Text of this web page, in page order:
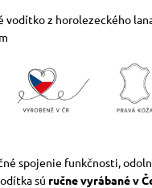
vodítko z horolezeckého
spojenie funkčnosti,
sú ručne vyrábané v